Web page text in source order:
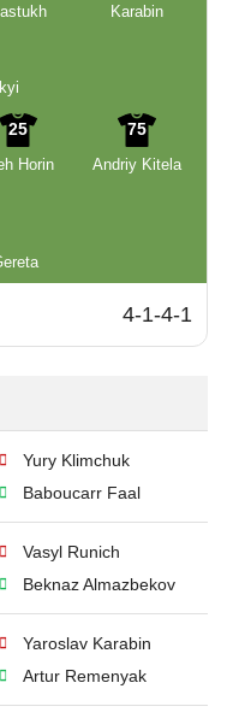
Karabin
25
Horin
75
Andriy Kitela
4-1-4-1
Yury Klimchuk
Baboucarr Faal
Vasyl Runich
Beknaz Almazbekov
Yaroslav Karabin
Artur Remenyak